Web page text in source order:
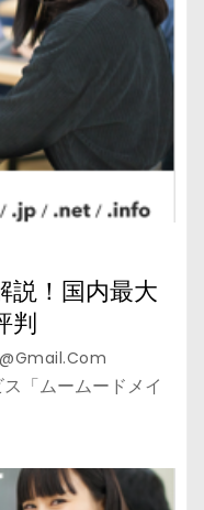
説！国内最大
判
「ムームードメイ